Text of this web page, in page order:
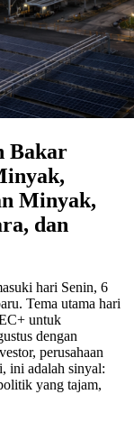
Bakar
Minyak,
dan
hari Senin, 6
Tema utama hari
untuk
dengan
perusahaan
ini adalah sinyal:
yang tajam,